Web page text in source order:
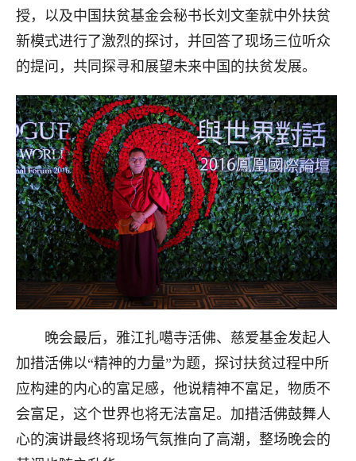
授，以及中国扶贫基金会秘书长刘文奎就中外扶贫
新模式进行了激烈的探讨，并回答了现场三位听众
的提问，共同探寻和展望未来中国的扶贫发展。
晚会最后，雅江扎噶寺活佛、慈爱基金发起人
加措活佛以“精神的力量”为题，探讨扶贫过程中所
应构建的内心的富足感，他说精神不富足，物质不
会富足，这个世界也将无法富足。加措活佛鼓舞人
心的演讲最终将现场气氛推向了高潮，整场晚会的